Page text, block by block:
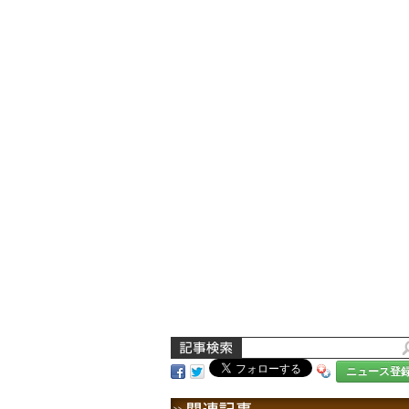
ニュース登